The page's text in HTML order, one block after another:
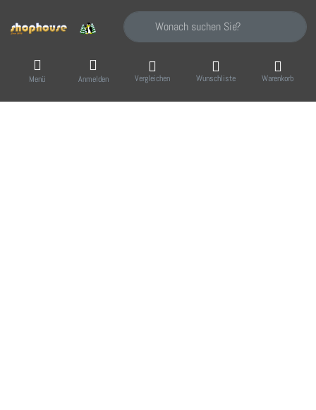
Geben Sie einen Suchbegriff ein. Während
Menü Anmelden Vergleichen Wunschliste Warenkorb